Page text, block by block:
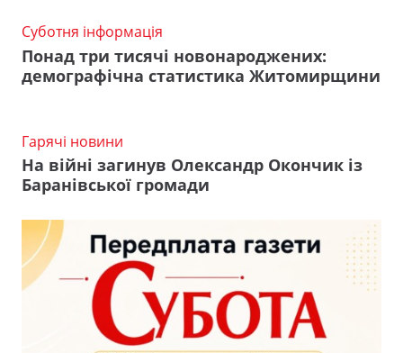
Суботня інформація
Понад три тисячі новонароджених:
демографічна статистика Житомирщини
Гарячі новини
На війні загинув Олександр Окончик із
Баранівської громади